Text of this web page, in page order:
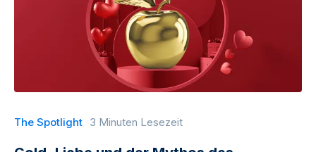
The Spotlight 3 Minuten Lesezeit